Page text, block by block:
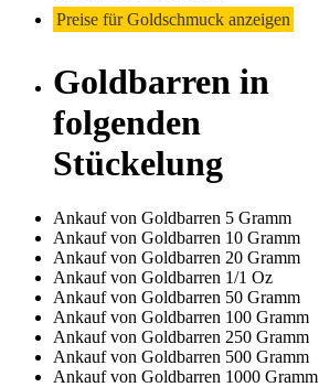
Preise für Goldschmuck anzeigen
Goldbarren in
folgenden
Stückelung
Ankauf von Goldbarren 5 Gramm
Ankauf von Goldbarren 10 Gramm
Ankauf von Goldbarren 20 Gramm
Ankauf von Goldbarren 1/1 Oz
Ankauf von Goldbarren 50 Gramm
Ankauf von Goldbarren 100 Gramm
Ankauf von Goldbarren 250 Gramm
Ankauf von Goldbarren 500 Gramm
Ankauf von Goldbarren 1000 Gramm